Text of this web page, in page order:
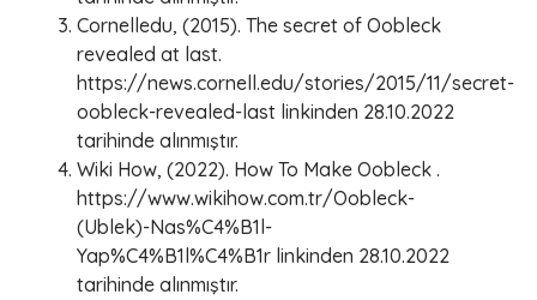
Cornelledu, (2015). The secret of Oobleck
revealed at last.
https://news.cornell.edu/stories/2015/11/secret-
oobleck-revealed-last linkinden 28.10.2022
tarihinde alınmıştır.
Wiki How, (2022). How To Make Oobleck .
https://www.wikihow.com.tr/Oobleck-
(Ublek)-Nas%C4%B1l-
Yap%C4%B1l%C4%B1r linkinden 28.10.2022
tarihinde alınmıştır.